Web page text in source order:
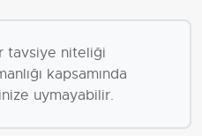
tavsiye niteliği
kapsamında
uymayabilir.